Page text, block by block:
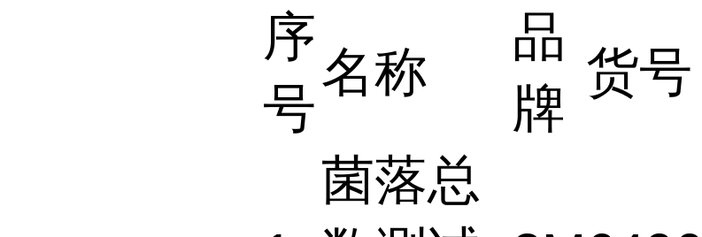
序
号
名称
品
牌
货号
菌落总